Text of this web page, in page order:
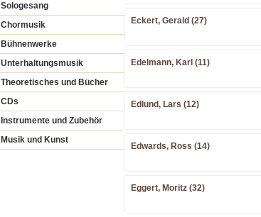
Sologesang
Chormusik
Bühnenwerke
Unterhaltungsmusik
Theoretisches und Bücher
CDs
Instrumente und Zubehör
Musik und Kunst
Eckert, Gerald (27)
Edelmann, Karl (11)
Edlund, Lars (12)
Edwards, Ross (14)
Eggert, Moritz (32)